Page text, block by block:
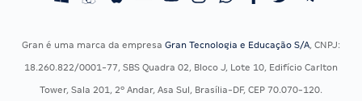
Gran é uma marca da empresa Gran Tecnologia e Educação S/A, CNPJ:
18.260.822/0001-77, SBS Quadra 02, Bloco J, Lote 10, Edifício Carlton
Tower, Sala 201, 2º Andar, Asa Sul, Brasília-DF, CEP 70.070-120.